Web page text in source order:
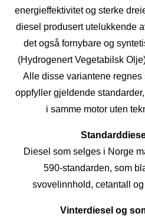
energieffektivitet og sterke
diesel produsert utelukkende
det også fornybare og
(Hydrogenert Vegetabilsk
Alle disse variantene
oppfyller gjeldende
i samme motor uten
Diesel som selges i Norge
590-standarden, som
svovelinnhold, cetantall
Vinterdiesel og